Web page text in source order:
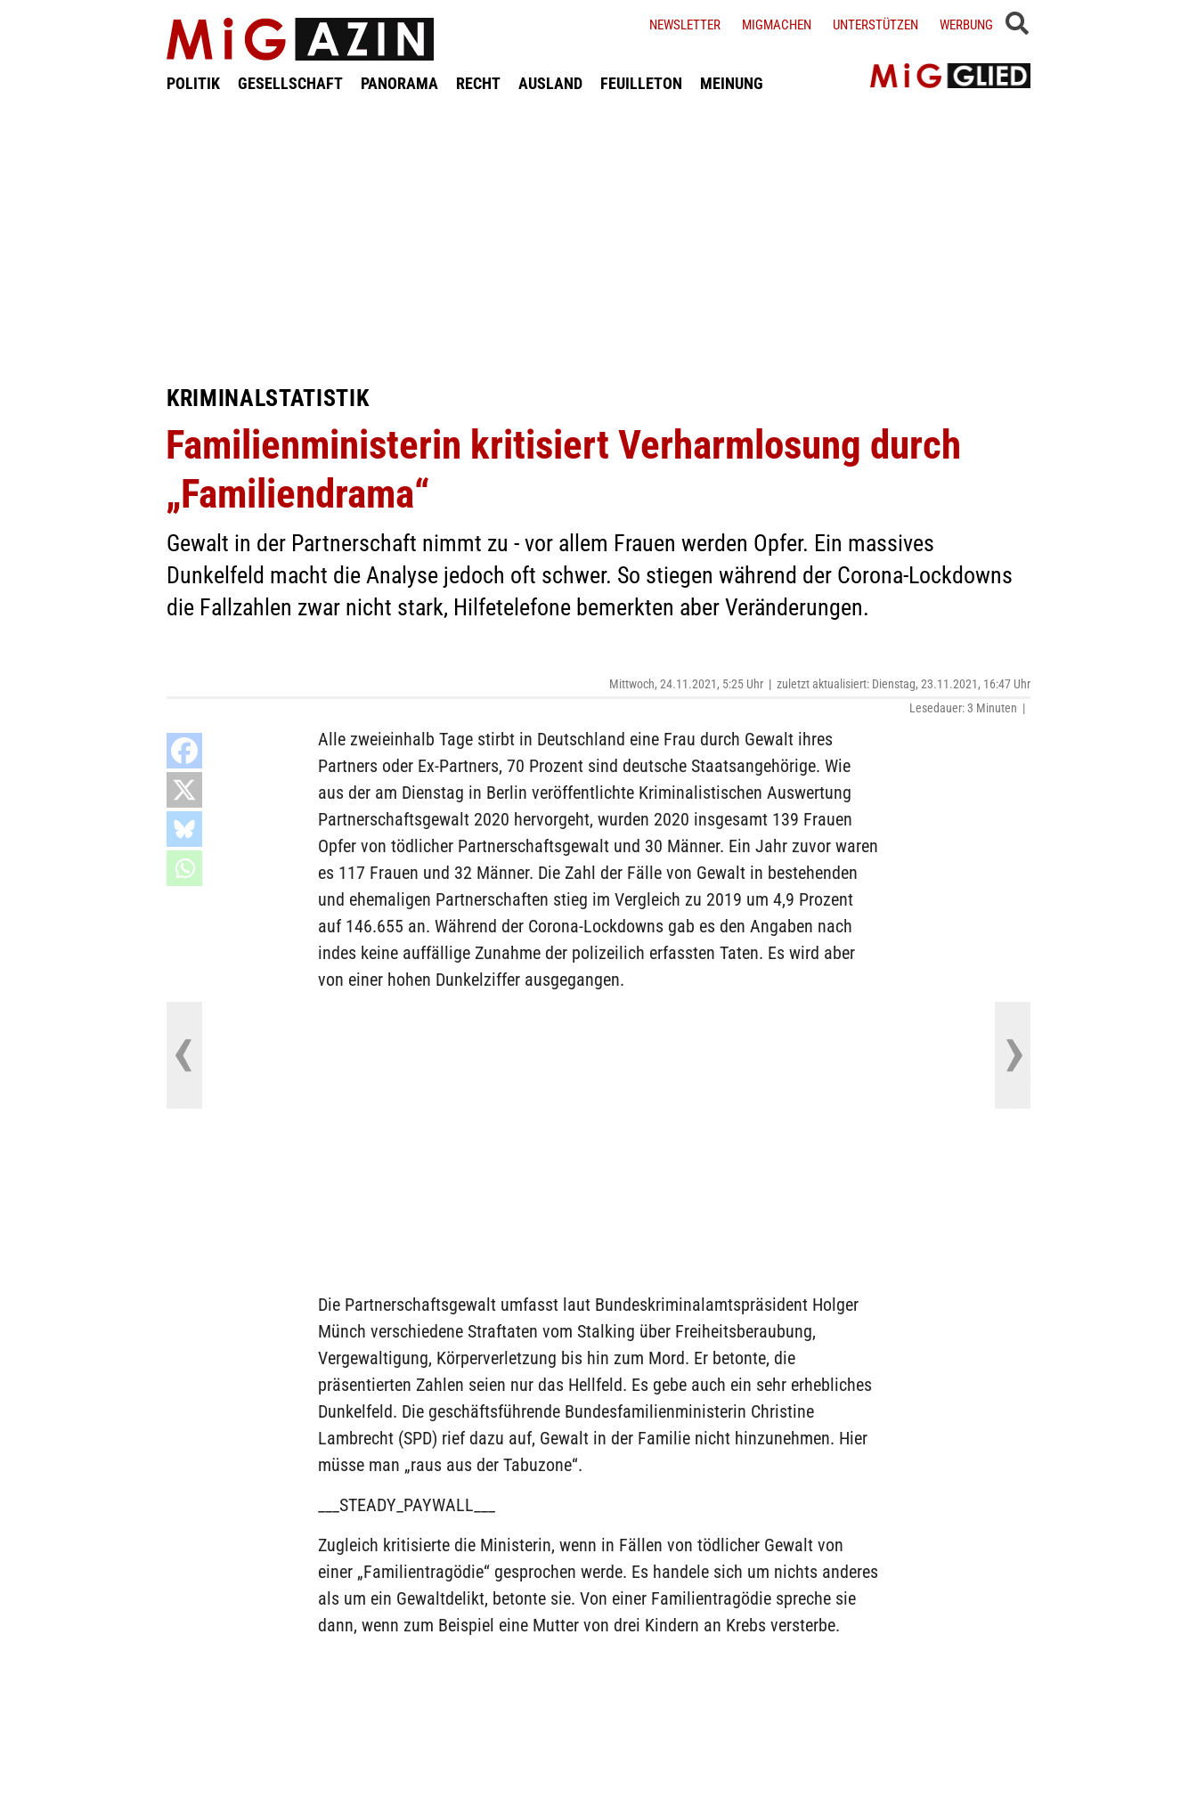
POLITIK GESELLSCHAFT PANORAMA RECHT AUSLAND FEUILLETON MEINUNG
NEWSLETTER MIGMACHEN UNTERSTÜTZEN WERBUNG
KRIMINALSTATISTIK
Familienministerin kritisiert Verharmlosung durch
„Familiendrama“
Gewalt in der Partnerschaft nimmt zu - vor allem Frauen werden Opfer. Ein massives
Dunkelfeld macht die Analyse jedoch oft schwer. So stiegen während der Corona-Lockdowns
die Fallzahlen zwar nicht stark, Hilfetelefone bemerkten aber Veränderungen.
Mittwoch, 24.11.2021, 5:25 Uhr | zuletzt aktualisiert: Dienstag, 23.11.2021, 16:47 Uhr
Lesedauer: 3 Minuten |
Alle zweieinhalb Tage stirbt in Deutschland eine Frau durch Gewalt ihres
Partners oder Ex-Partners, 70 Prozent sind deutsche Staatsangehörige. Wie
aus der am Dienstag in Berlin veröffentlichte Kriminalistischen Auswertung
Partnerschaftsgewalt 2020 hervorgeht, wurden 2020 insgesamt 139 Frauen
Opfer von tödlicher Partnerschaftsgewalt und 30 Männer. Ein Jahr zuvor waren
es 117 Frauen und 32 Männer. Die Zahl der Fälle von Gewalt in bestehenden
und ehemaligen Partnerschaften stieg im Vergleich zu 2019 um 4,9 Prozent
auf 146.655 an. Während der Corona-Lockdowns gab es den Angaben nach
indes keine auffällige Zunahme der polizeilich erfassten Taten. Es wird aber
von einer hohen Dunkelziffer ausgegangen.
Die Partnerschaftsgewalt umfasst laut Bundeskriminalamtspräsident Holger
Münch verschiedene Straftaten vom Stalking über Freiheitsberaubung,
Vergewaltigung, Körperverletzung bis hin zum Mord. Er betonte, die
präsentierten Zahlen seien nur das Hellfeld. Es gebe auch ein sehr erhebliches
Dunkelfeld. Die geschäftsführende Bundesfamilienministerin Christine
Lambrecht (SPD) rief dazu auf, Gewalt in der Familie nicht hinzunehmen. Hier
müsse man „raus aus der Tabuzone“.
___STEADY_PAYWALL___
Zugleich kritisierte die Ministerin, wenn in Fällen von tödlicher Gewalt von
einer „Familientragödie“ gesprochen werde. Es handele sich um nichts anderes
als um ein Gewaltdelikt, betonte sie. Von einer Familientragödie spreche sie
dann, wenn zum Beispiel eine Mutter von drei Kindern an Krebs versterbe.